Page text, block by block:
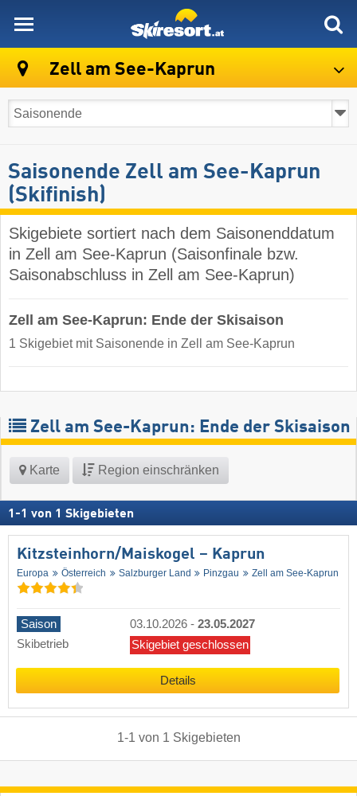
Zell am See-Kaprun
Saisonende Zell am See-Kaprun
(Skifinish)
Skigebiete sortiert nach dem Saisonenddatum
in Zell am See-Kaprun (Saisonfinale bzw.
Saisonabschluss in Zell am See-Kaprun)
Zell am See-Kaprun: Ende der Skisaison
1 Skigebiet mit Saisonende in Zell am See-Kaprun
Zell am See-Kaprun: Ende der Skisaison
Karte Region einschränken
1 -1 von 1 Skigebieten
Kitzsteinhorn/​Maiskogel – Kaprun
Europa Österreich Salzburger Land Pinzgau Zell am See-Kaprun
Saison 03.10.2026 - 23.05.2027
Skibetrieb
Skigebiet geschlossen
Details
1-1 von 1 Skigebieten